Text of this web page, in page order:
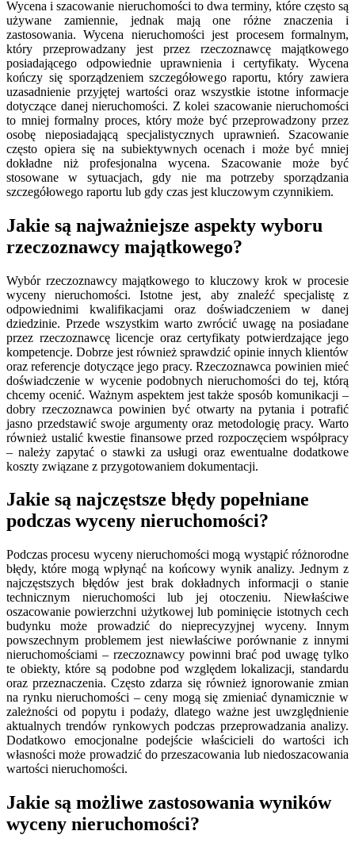
Wycena i szacowanie nieruchomości to dwa terminy, które często są
używane zamiennie, jednak mają one różne znaczenia i
zastosowania. Wycena nieruchomości jest procesem formalnym,
który przeprowadzany jest przez rzeczoznawcę majątkowego
posiadającego odpowiednie uprawnienia i certyfikaty. Wycena
kończy się sporządzeniem szczegółowego raportu, który zawiera
uzasadnienie przyjętej wartości oraz wszystkie istotne informacje
dotyczące danej nieruchomości. Z kolei szacowanie nieruchomości
to mniej formalny proces, który może być przeprowadzony przez
osobę nieposiadającą specjalistycznych uprawnień. Szacowanie
często opiera się na subiektywnych ocenach i może być mniej
dokładne niż profesjonalna wycena. Szacowanie może być
stosowane w sytuacjach, gdy nie ma potrzeby sporządzania
szczegółowego raportu lub gdy czas jest kluczowym czynnikiem.
Jakie są najważniejsze aspekty wyboru
rzeczoznawcy majątkowego?
Wybór rzeczoznawcy majątkowego to kluczowy krok w procesie
wyceny nieruchomości. Istotne jest, aby znaleźć specjalistę z
odpowiednimi kwalifikacjami oraz doświadczeniem w danej
dziedzinie. Przede wszystkim warto zwrócić uwagę na posiadane
przez rzeczoznawcę licencje oraz certyfikaty potwierdzające jego
kompetencje. Dobrze jest również sprawdzić opinie innych klientów
oraz referencje dotyczące jego pracy. Rzeczoznawca powinien mieć
doświadczenie w wycenie podobnych nieruchomości do tej, którą
chcemy ocenić. Ważnym aspektem jest także sposób komunikacji –
dobry rzeczoznawca powinien być otwarty na pytania i potrafić
jasno przedstawić swoje argumenty oraz metodologię pracy. Warto
również ustalić kwestie finansowe przed rozpoczęciem współpracy
– należy zapytać o stawki za usługi oraz ewentualne dodatkowe
koszty związane z przygotowaniem dokumentacji.
Jakie są najczęstsze błędy popełniane
podczas wyceny nieruchomości?
Podczas procesu wyceny nieruchomości mogą wystąpić różnorodne
błędy, które mogą wpłynąć na końcowy wynik analizy. Jednym z
najczęstszych błędów jest brak dokładnych informacji o stanie
technicznym nieruchomości lub jej otoczeniu. Niewłaściwe
oszacowanie powierzchni użytkowej lub pominięcie istotnych cech
budynku może prowadzić do nieprecyzyjnej wyceny. Innym
powszechnym problemem jest niewłaściwe porównanie z innymi
nieruchomościami – rzeczoznawcy powinni brać pod uwagę tylko
te obiekty, które są podobne pod względem lokalizacji, standardu
oraz przeznaczenia. Często zdarza się również ignorowanie zmian
na rynku nieruchomości – ceny mogą się zmieniać dynamicznie w
zależności od popytu i podaży, dlatego ważne jest uwzględnienie
aktualnych trendów rynkowych podczas przeprowadzania analizy.
Dodatkowo emocjonalne podejście właścicieli do wartości ich
własności może prowadzić do przeszacowania lub niedoszacowania
wartości nieruchomości.
Jakie są możliwe zastosowania wyników
wyceny nieruchomości?